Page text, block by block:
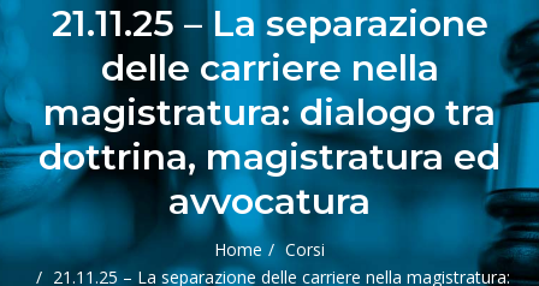
21.11.25 – La separazione
delle carriere nella
magistratura: dialogo tra
dottrina, magistratura ed
avvocatura
Home
Corsi
21.11.25 – La separazione delle carriere nella magistratura: